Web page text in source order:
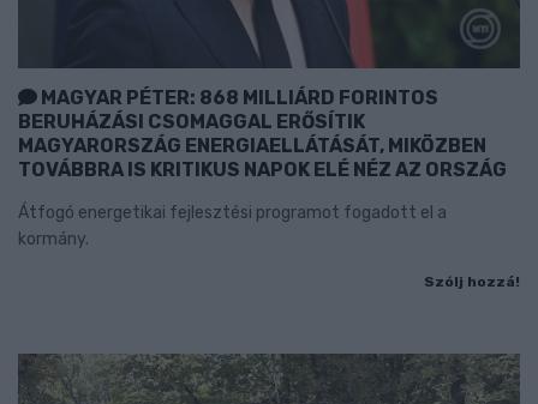
MAGYAR PÉTER: 868 MILLIÁRD FORINTOS
BERUHÁZÁSI CSOMAGGAL ERŐSÍTIK
MAGYARORSZÁG ENERGIAELLÁTÁSÁT, MIKÖZBEN
TOVÁBBRA IS KRITIKUS NAPOK ELÉ NÉZ AZ ORSZÁG
Átfogó energetikai fejlesztési programot fogadott el a
kormány.
Szólj hozzá!